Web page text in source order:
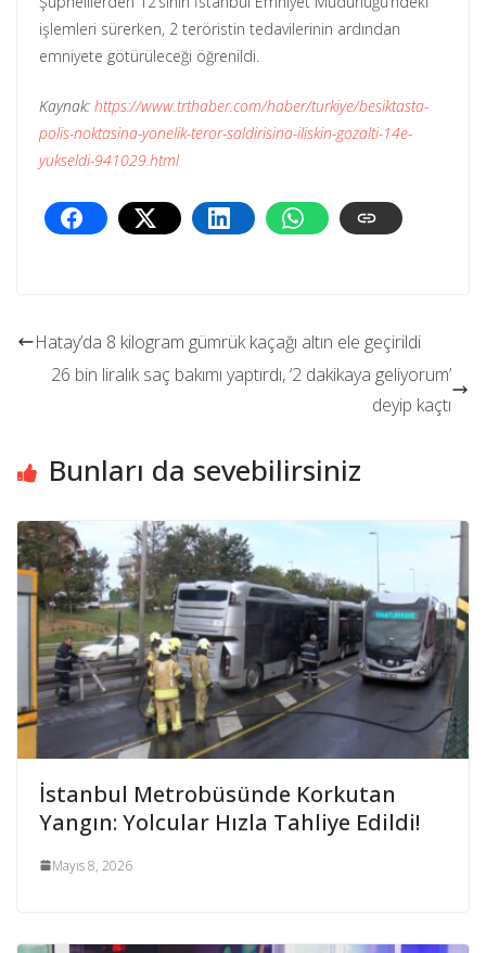
işlemleri sürerken, 2 teröristin tedavilerinin ardından
emniyete götürüleceği öğrenildi.
Kaynak: https://www.trthaber.com/haber/turkiye/besiktasta-
polis-noktasina-yonelik-teror-saldirisina-iliskin-gozalti-14e-
yukseldi-941029.html
Hatay’da 8 kilogram gümrük kaçağı altın ele geçirildi
26 bin liralık saç bakımı yaptırdı, ‘2 dakikaya geliyorum’
deyip kaçtı
Bunları da sevebilirsiniz
İstanbul Metrobüsünde Korkutan
Yangın: Yolcular Hızla Tahliye Edildi!
Mayıs 8, 2026